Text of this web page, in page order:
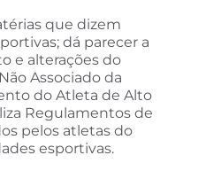
que dizem
dá parecer a
e alterações do
Associado da
do Atleta de Alto
Regulamentos de
pelos atletas do
esportivas.